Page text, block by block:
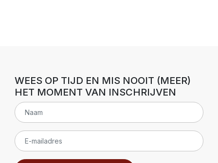
WEES OP TIJD EN MIS NOOIT (MEER)
HET MOMENT VAN INSCHRIJVEN